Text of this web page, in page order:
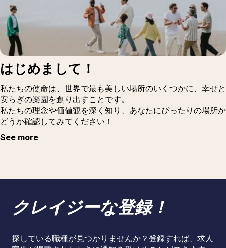
はじめまして！
私たちの使命は、世界で最も美しい場所のいくつかに、幸せと
安らぎの楽園を創り出すことです。
私たちの理念や価値観を深く知り、あなたにぴったりの場所か
どうか確認してみてください！
See more
クレイジーな登録！
探している職種が見つかりませんか？登録すれば、求人